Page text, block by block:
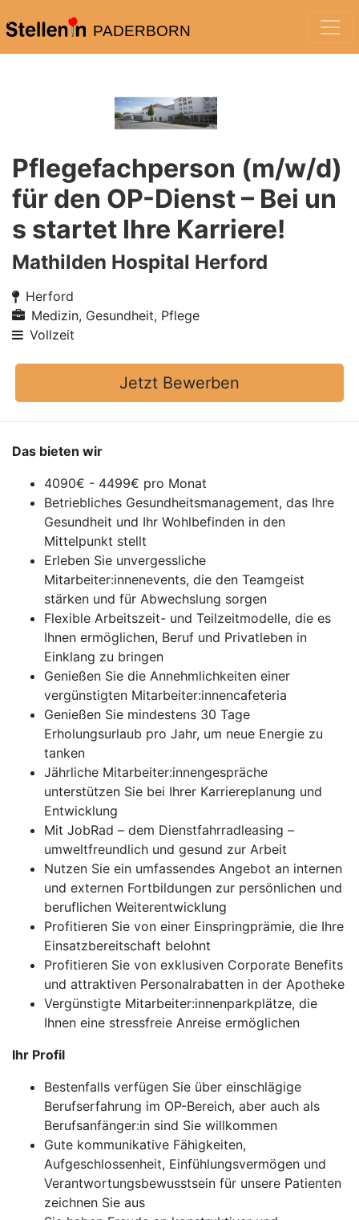
PADERBORN
Pflegefachperson (m/w/d)
für den OP-Dienst – Bei un
s startet Ihre Karriere!
Mathilden Hospital Herford
Herford
Medizin, Gesundheit, Pflege
Vollzeit
Jetzt Bewerben
Das bieten wir
4090€ - 4499€ pro Monat
Betriebliches Gesundheitsmanagement, das Ihre
Gesundheit und Ihr Wohlbefinden in den
Mittelpunkt stellt
Erleben Sie unvergessliche
Mitarbeiter:innenevents, die den Teamgeist
stärken und für Abwechslung sorgen
Flexible Arbeitszeit- und Teilzeitmodelle, die es
Ihnen ermöglichen, Beruf und Privatleben in
Einklang zu bringen
Genießen Sie die Annehmlichkeiten einer
vergünstigten Mitarbeiter:innencafeteria
Genießen Sie mindestens 30 Tage
Erholungsurlaub pro Jahr, um neue Energie zu
tanken
Jährliche Mitarbeiter:innengespräche
unterstützen Sie bei Ihrer Karriereplanung und
Entwicklung
Mit JobRad – dem Dienstfahrradleasing –
umweltfreundlich und gesund zur Arbeit
Nutzen Sie ein umfassendes Angebot an internen
und externen Fortbildungen zur persönlichen und
beruflichen Weiterentwicklung
Profitieren Sie von einer Einspringprämie, die Ihre
Einsatzbereitschaft belohnt
Profitieren Sie von exklusiven Corporate Benefits
und attraktiven Personalrabatten in der Apotheke
Vergünstigte Mitarbeiter:innenparkplätze, die
Ihnen eine stressfreie Anreise ermöglichen
Ihr Profil
Bestenfalls verfügen Sie über einschlägige
Berufserfahrung im OP-Bereich, aber auch als
Berufsanfänger:in sind Sie willkommen
Gute kommunikative Fähigkeiten,
Aufgeschlossenheit, Einfühlungsvermögen und
Verantwortungsbewusstsein für unsere Patienten
zeichnen Sie aus